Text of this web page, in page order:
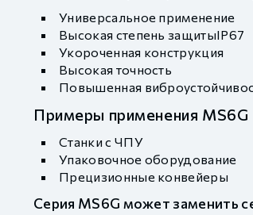
Универсальное применение
Высокая степень защитыIP67
Укороченная конструкция
Высокая точность
Повышенная
Примеры применения MS6G
Станки с ЧПУ
Упаковочное оборудование
Прецизионные конвейеры
Серия MS6G может заменить